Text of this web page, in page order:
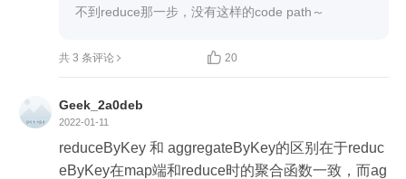
如果不清楚spark分组聚合的过程这三个高阶函数不
不同Partition里会有相同Key，因此对于Key=k1这
ombiner会给k11,k12...k1n）
每个小组赋一个初始值C0，然后mergeValue把小组
内的每个记录叠加给初始值得到一个小组值C00
（其实就是map端聚合），最后再把所有小组的
共 3 条评论  20
Geek_2a0deb
2022-01-11
reduceByKey 和 aggregateByKey的区别在于reduc
eByKey在map端和reduce时的聚合函数一致，而ag